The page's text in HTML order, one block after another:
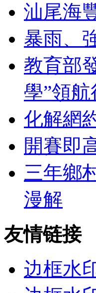
汕尾海
暴雨、
教育部
學”領航
化解網
開賽即
三年鄉
漫解
友情链接
边框水